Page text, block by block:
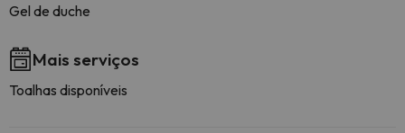
Gel de duche
Mais serviços
Toalhas disponíveis